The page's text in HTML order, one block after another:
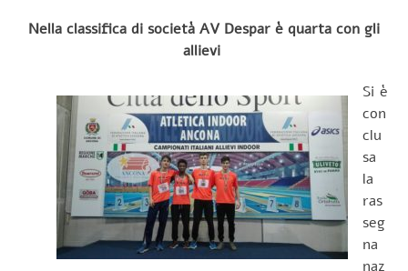
Nella classifica di società AV Despar è quarta con gli
allievi
Si è
con
clu
sa
la
ras
seg
na
naz